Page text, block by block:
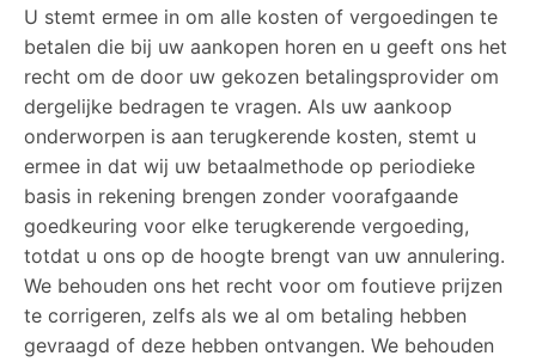
U stemt ermee in om alle kosten of vergoedingen te
betalen die bij uw aankopen horen en u geeft ons het
recht om de door uw gekozen betalingsprovider om
dergelijke bedragen te vragen. Als uw aankoop
onderworpen is aan terugkerende kosten, stemt u
ermee in dat wij uw betaalmethode op periodieke
basis in rekening brengen zonder voorafgaande
goedkeuring voor elke terugkerende vergoeding,
totdat u ons op de hoogte brengt van uw annulering.
We behouden ons het recht voor om foutieve prijzen
te corrigeren, zelfs als we al om betaling hebben
gevraagd of deze hebben ontvangen. We behouden